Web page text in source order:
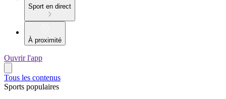
Sport en direct
À proximité
Ouvrir l'app
Tous les contenus
Sports populaires